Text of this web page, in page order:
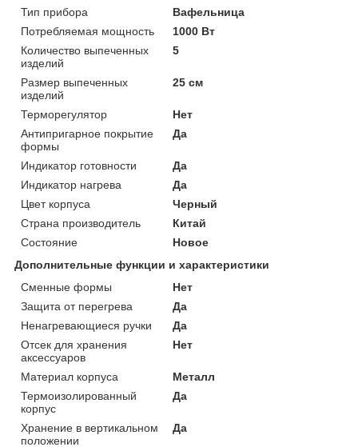
Тип прибора
Вафельница
Потребляемая мощность
1000 Вт
Количество выпеченных
изделий
5
Размер выпеченных
изделий
25 см
Терморегулятор
Нет
Антипригарное покрытие
формы
Да
Индикатор готовности
Да
Индикатор нагрева
Да
Цвет корпуса
Черный
Страна производитель
Китай
Состояние
Новое
Дополнительные функции и характеристики
Сменные формы
Нет
Защита от перегрева
Да
Ненагревающиеся ручки
Да
Отсек для хранения
аксессуаров
Нет
Материал корпуса
Металл
Термоизолированный
корпус
Да
Хранение в вертикальном
положении
Да